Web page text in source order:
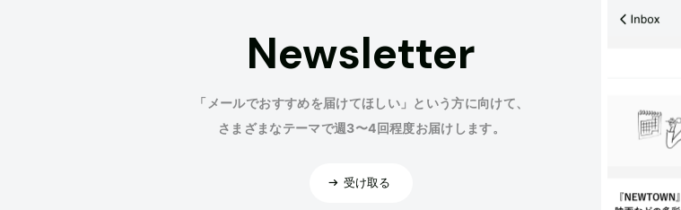
Newsletter
「メールでおすすめを届けてほしい」という方に向けて、
さまざまなテーマで週3〜4回程度お届けします。
受け取る